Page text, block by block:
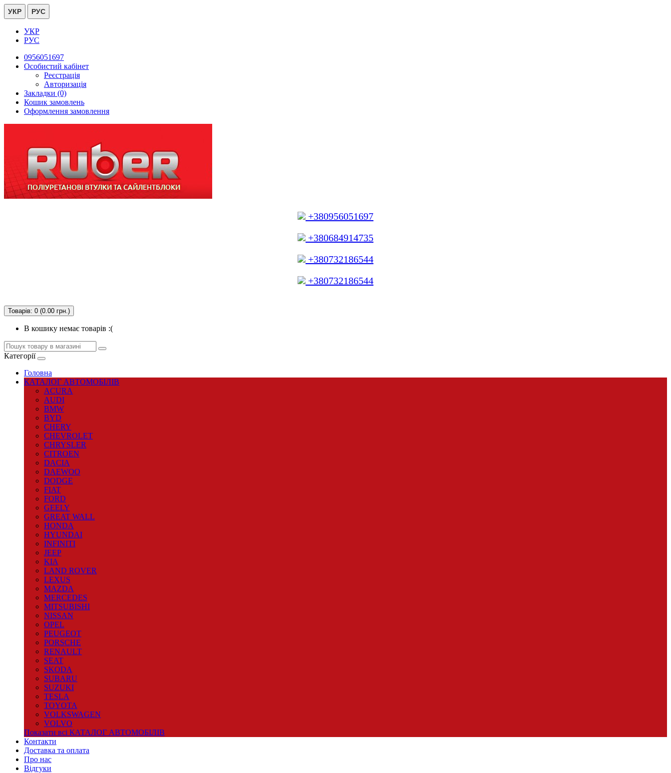
УКР РУС
УКР
РУС
0956051697
Особистий кабінет
Реєстрація
Авторизація
Закладки (0)
Кошик замовлень
Оформлення замовлення
+380956051697
+380684914735
+380732186544
+380732186544
Товарів: 0 (0.00 грн.)
В кошику немає товарів :(
Категорії
Головна
КАТАЛОГ АВТОМОБІЛІВ
ACURA
AUDI
BMW
BYD
CHERY
CHEVROLET
CHRYSLER
CITROEN
DACIA
DAEWOO
DODGE
FIAT
FORD
GEELY
GREAT WALL
HONDA
HYUNDAI
INFINITI
JEEP
KIA
LAND ROVER
LEXUS
MAZDA
MERCEDES
MITSUBISHI
NISSAN
OPEL
PEUGEOT
PORSCHE
RENAULT
SEAT
SKODA
SUBARU
SUZUKI
TESLA
TOYOTA
VOLKSWAGEN
VOLVO
Показати всі КАТАЛОГ АВТОМОБІЛІВ
Контакти
Доставка та оплата
Про нас
Відгуки